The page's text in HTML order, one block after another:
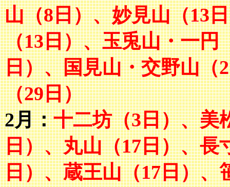
山（8日）、妙見山（13
（13日）、玉兎山・一円
日）、国見山・交野山（
（29日）
2月：十二坊（3日）、美
日）、丸山（17日）、長
日）、蔵王山（17日）、